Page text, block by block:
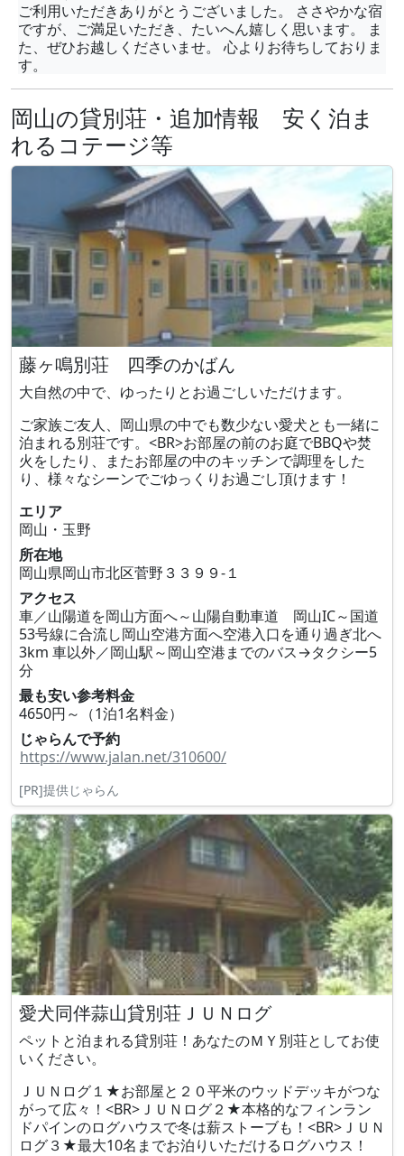
ご利用いただきありがとうございました。 ささやかな宿
ですが、ご満足いただき、たいへん嬉しく思います。 ま
た、ぜひお越しくださいませ。 心よりお待ちしておりま
す。
岡山の貸別荘・追加情報 安く泊ま
れるコテージ等
藤ヶ鳴別荘 四季のかばん
大自然の中で、ゆったりとお過ごしいただけます。
ご家族ご友人、岡山県の中でも数少ない愛犬とも一緒に
泊まれる別荘です。<BR>お部屋の前のお庭でBBQや焚
火をしたり、またお部屋の中のキッチンで調理をした
り、様々なシーンでごゆっくりお過ごし頂けます！
エリア
岡山・玉野
所在地
岡山県岡山市北区菅野３３９９‐１
アクセス
車／山陽道を岡山方面へ～山陽自動車道 岡山IC～国道
53号線に合流し岡山空港方面へ空港入口を通り過ぎ北へ
3km 車以外／岡山駅～岡山空港までのバス→タクシー5
分
最も安い参考料金
4650円～（1泊1名料金）
じゃらんで予約
https://www.jalan.net/310600/
[PR]提供じゃらん
愛犬同伴蒜山貸別荘ＪＵＮログ
ペットと泊まれる貸別荘！あなたのＭＹ別荘としてお使
いください。
ＪＵＮログ１★お部屋と２０平米のウッドデッキがつな
がって広々！<BR>ＪＵＮログ２★本格的なフィンラン
ドパインのログハウスで冬は薪ストーブも！<BR>ＪＵＮ
ログ３★最大10名までお泊りいただけるログハウス！